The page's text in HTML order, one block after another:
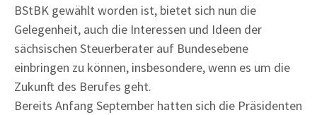
BStBK gewählt worden ist, bietet sich nun die
Gelegenheit, auch die Interessen und Ideen der
sächsischen Steuerberater auf Bundesebene
einbringen zu können, insbesondere, wenn es um die
Zukunft des Berufes geht.
Bereits Anfang September hatten sich die Präsidenten